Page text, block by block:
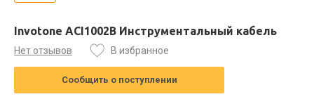
Invotone ACI1002B Инструментальный кабель
Нет отзывов В избранное
Сообщить о поступлении